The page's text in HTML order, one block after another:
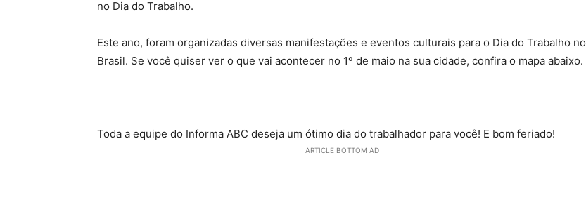
no Dia do Trabalho.
Este ano, foram organizadas diversas manifestações e eventos culturais para o Dia do Trabalho no
Brasil. Se você quiser ver o que vai acontecer no 1º de maio na sua cidade, confira o mapa abaixo.
Toda a equipe do Informa ABC deseja um ótimo dia do trabalhador para você! E bom feriado!
ARTICLE BOTTOM AD